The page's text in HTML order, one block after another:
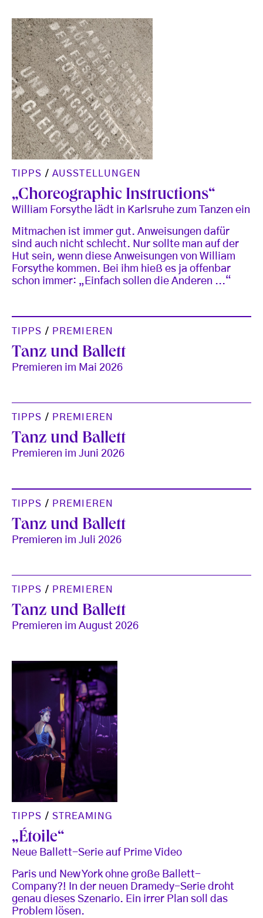
TIPPS / AUSSTELLUNGEN
„Choreographic Instructions“
William Forsythe lädt in Karlsruhe zum Tanzen ein
Mitmachen ist immer gut. Anweisungen dafür
sind auch nicht schlecht. Nur sollte man auf der
Hut sein, wenn diese Anweisungen von William
Forsythe kommen. Bei ihm hieß es ja offenbar
schon immer: „Einfach sollen die Anderen ...“
TIPPS / PREMIEREN
Tanz und Ballett
Premieren im Mai 2026
TIPPS / PREMIEREN
Tanz und Ballett
Premieren im Juni 2026
TIPPS / PREMIEREN
Tanz und Ballett
Premieren im Juli 2026
TIPPS / PREMIEREN
Tanz und Ballett
Premieren im August 2026
TIPPS / STREAMING
„Étoile“
Neue Ballett-Serie auf Prime Video
Paris und New York ohne große Ballett-
Company?! In der neuen Dramedy-Serie droht
genau dieses Szenario. Ein irrer Plan soll das
Problem lösen.